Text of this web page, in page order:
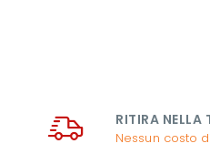
RITIRA NELLA
Nessun costo